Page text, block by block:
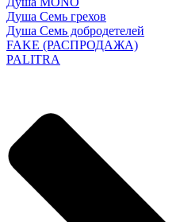
Душа Семь грехов
Душа Семь добродетелей
FAKE (РАСПРОДАЖА)
PALITRA